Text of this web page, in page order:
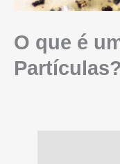
O que é
Partículas?